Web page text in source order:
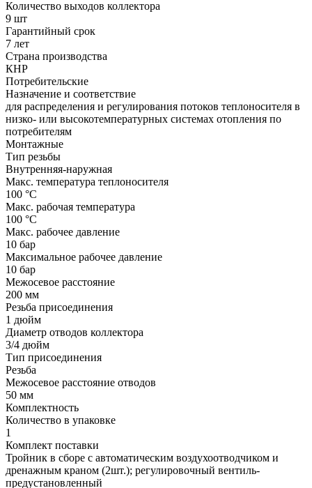
Количество выходов коллектора
9 шт
Гарантийный срок
7 лет
Страна производства
КНР
Потребительские
Назначение и соответствие
для распределения и регулирования потоков теплоносителя в
низко- или высокотемпературных системах отопления по
потребителям
Монтажные
Тип резьбы
Внутренняя-наружная
Макс. температура теплоносителя
100 °С
Макс. рабочая температура
100 °С
Макс. рабочее давление
10 бар
Максимальное рабочее давление
10 бар
Межосевое расстояние
200 мм
Резьба присоединения
1 дюйм
Диаметр отводов коллектора
3/4 дюйм
Тип присоединения
Резьба
Межосевое расстояние отводов
50 мм
Комплектность
Количество в упаковке
1
Комплект поставки
Тройник в сборе с автоматическим воздухоотводчиком и
дренажным краном (2шт.); регулировочный вентиль-
предустановленный